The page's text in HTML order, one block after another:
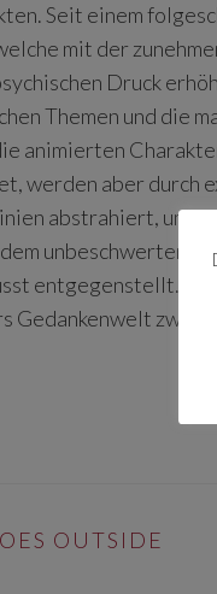
Seit einem
mit der
Druck
Themen und die
animierten
werden aber durch
abstrahiert, um
unbeschwerten
entgegenstellt.
Gedankenwelt
OUTSIDE